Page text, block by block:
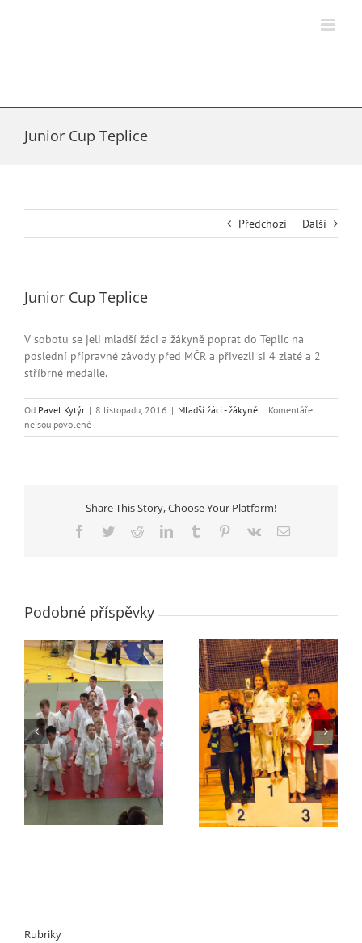
Junior Cup Teplice
Předchozí Další
Junior Cup Teplice
V sobotu se jeli mladší žáci a žákyně poprat do Teplic na
poslední přípravné závody před MČR a přivezli si 4 zlaté a 2
stříbrné medaile.
Od Pavel Kytýr | 8 listopadu, 2016 | Mladší žáci - žákyně | Komentáře
nejsou povolenéu
textu
Teplice
Share This Story, Choose Your Platform!
Facebook
TwitterRedditLinkedInTumblr Pinterest
Vk
E-
Podobné příspěvky
Poslední kolo
Samurajské katany a
JéCéčko jako 3.
nejlepší družstvo
Máme 5 mistrů a 2x
bronz!!!
Rubriky